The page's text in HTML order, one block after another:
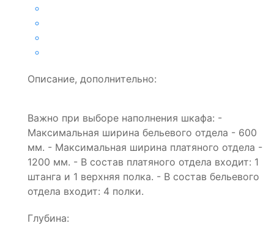
Описание, дополнительно:
Важно при выборе наполнения шкафа: -
Максимальная ширина бельевого отдела - 600
мм. - Максимальная ширина платяного отдела -
1200 мм. - В состав платяного отдела входит: 1
штанга и 1 верхняя полка. - В состав бельевого
отдела входит: 4 полки.
Глубина: